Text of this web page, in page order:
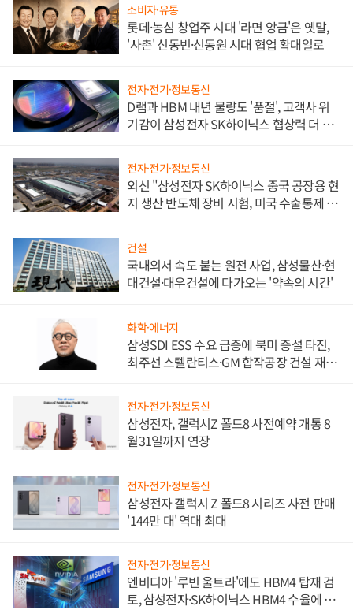
소비자·유통
롯데·농심 창업주 시대 '라면 앙금'은 옛말,
'사촌' 신동빈·신동원 시대 협업 확대일로
전자·전기·정보통신
D램과 HBM 내년 물량도 '품절', 고객사 위
기감이 삼성전자 SK하이닉스 협상력 더 키
전자·전기·정보통신
외신 "삼성전자 SK하이닉스 중국 공장용 현
지 생산 반도체 장비 시험, 미국 수출통제 대
건설
국내외서 속도 붙는 원전 사업, 삼성물산·현
대건설·대우건설에 다가오는 '약속의 시간'
화학·에너지
삼성SDI ESS 수요 급증에 북미 증설 타진,
최주선 스텔란티스·GM 합작공장 건설 재추
전자·전기·정보통신
삼성전자, 갤럭시Z 폴드8 사전예약 개통 8
월31일까지 연장
전자·전기·정보통신
삼성전자 갤럭시 Z 폴드8 시리즈 사전 판매
'144만 대' 역대 최대
전자·전기·정보통신
엔비디아 '루빈 울트라'에도 HBM4 탑재 검
토, 삼성전자·SK하이닉스 HBM4 수율에 주